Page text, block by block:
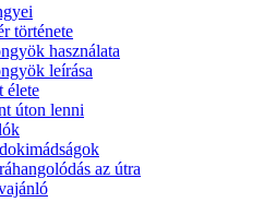
története
használata
leírása
élete
úton lenni
az útra